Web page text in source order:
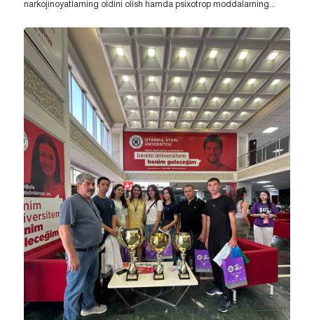
narkojinoyatlarning oldini olish hamda psixotrop moddalarning...